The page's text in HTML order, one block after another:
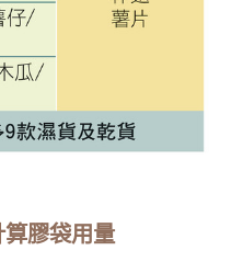
膠袋用量